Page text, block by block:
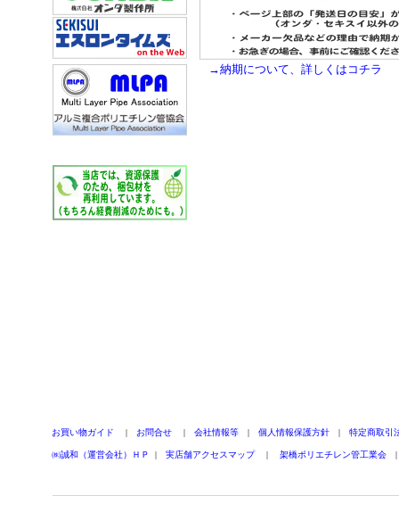
→納期について、詳しくはコチラ
お買い物ガイド | お問合せ| 会社情報等| 個人情報保護方針| 特定商取引
㈱誠和（運営会社）ＨＰ | 実店舗アクセスマップ| 架橋ポリエチレン管工業会